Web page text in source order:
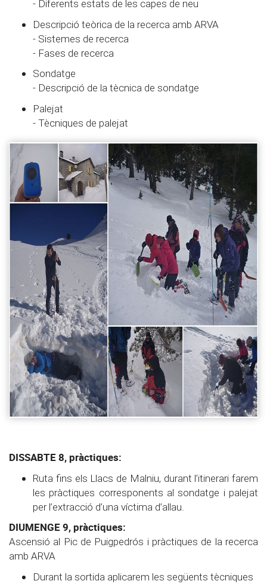
- Diferents estats de les capes de neu
Descripció teòrica de la recerca amb ARVA
- Sistemes de recerca
- Fases de recerca
Sondatge
- Descripció de la tècnica de sondatge
Palejat
- Tècniques de palejat
DISSABTE 8, pràctiques:
Ruta fins els Llacs de Malniu, durant l’itinerari farem
les pràctiques corresponents al sondatge i palejat
per l’extracció d’una víctima d’allau.
DIUMENGE 9, pràctiques:
Ascensió al Pic de Puigpedrós i pràctiques de la recerca
amb ARVA
Durant la sortida aplicarem les següents tècniques